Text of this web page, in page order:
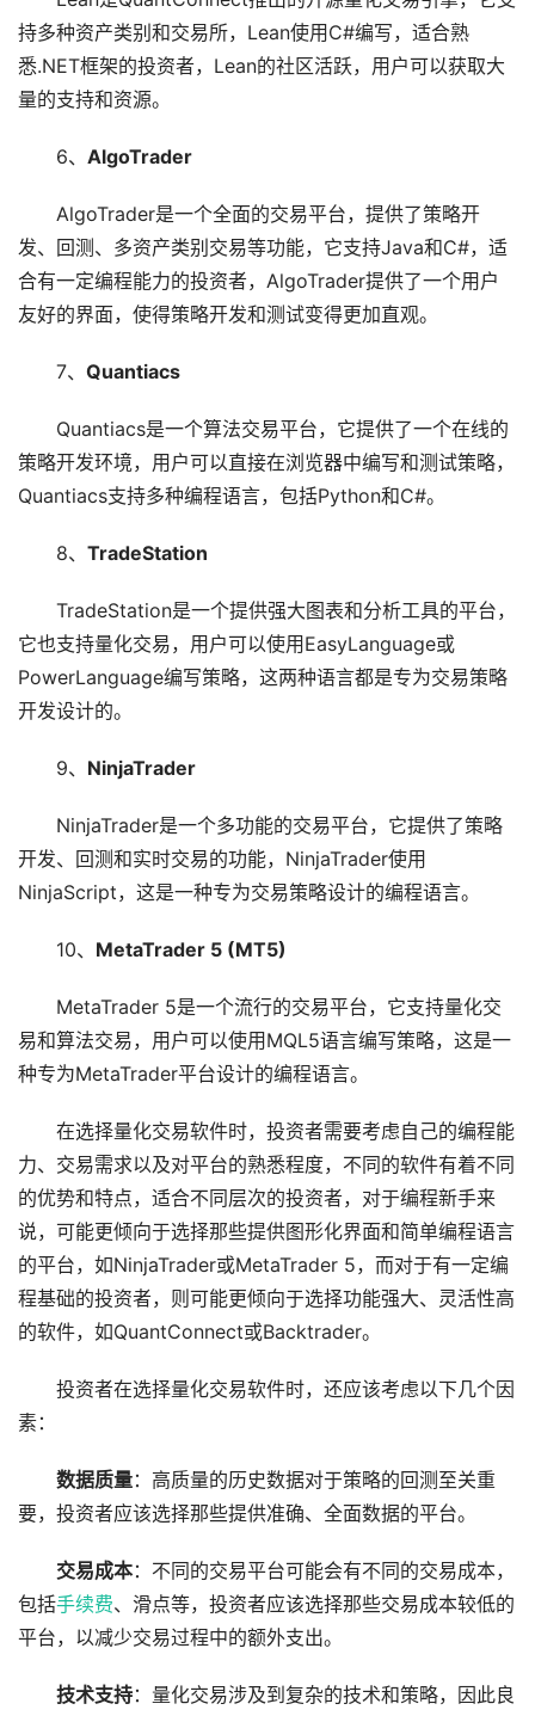
持多种资产类别和交易所，Lean使用C#编写，适合熟
悉.NET框架的投资者，Lean的社区活跃，用户可以获取大
量的支持和资源。
6、 AlgoTrader
AlgoTrader是一个全面的交易平台，提供了策略开
发、回测、多资产类别交易等功能，它支持Java和C#，适
合有一定编程能力的投资者，AlgoTrader提供了一个用户
友好的界面，使得策略开发和测试变得更加直观。
7、 Quantiacs
Quantiacs是一个算法交易平台，它提供了一个在线的
策略开发环境，用户可以直接在浏览器中编写和测试策略，
Quantiacs支持多种编程语言，包括Python和C#。
8、 TradeStation
TradeStation是一个提供强大图表和分析工具的平台，
它也支持量化交易，用户可以使用EasyLanguage或
PowerLanguage编写策略，这两种语言都是专为交易策略
开发设计的。
9、 NinjaTrader
NinjaTrader是一个多功能的交易平台，它提供了策略
开发、回测和实时交易的功能，NinjaTrader使用
NinjaScript，这是一种专为交易策略设计的编程语言。
10、 MetaTrader 5 (MT5)
MetaTrader 5是一个流行的交易平台，它支持量化交
易和算法交易，用户可以使用MQL5语言编写策略，这是一
种专为MetaTrader平台设计的编程语言。
在选择量化交易软件时，投资者需要考虑自己的编程能
力、交易需求以及对平台的熟悉程度，不同的软件有着不同
的优势和特点，适合不同层次的投资者，对于编程新手来
说，可能更倾向于选择那些提供图形化界面和简单编程语言
的平台，如NinjaTrader或MetaTrader 5，而对于有一定编
程基础的投资者，则可能更倾向于选择功能强大、灵活性高
的软件，如QuantConnect或Backtrader。
投资者在选择量化交易软件时，还应该考虑以下几个因
素：
数据质量：高质量的历史数据对于策略的回测至关重
要，投资者应该选择那些提供准确、全面数据的平台。
交易成本：不同的交易平台可能会有不同的交易成本，
包括手续费、滑点等，投资者应该选择那些交易成本较低的
平台，以减少交易过程中的额外支出。
技术支持：量化交易涉及到复杂的技术和策略，因此良